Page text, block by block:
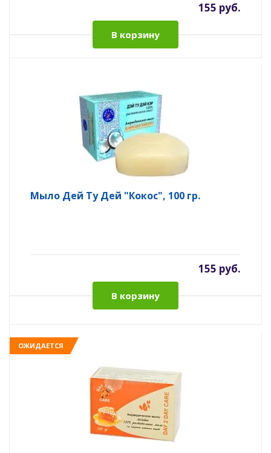
155 руб.
В корзину
Мыло Дей Ту Дей "Кокос", 100 гр.
155 руб.
В корзину
ОЖИДАЕТСЯ